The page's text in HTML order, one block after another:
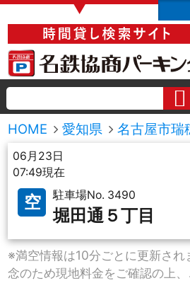
▼
HOME 愛知県 名古屋市瑞
06月23日
07:49現在
空 駐車場No. 3490
堀田通５丁目
※満空情報は10分ごとに更新され
念のため現地料金をご確認の上、